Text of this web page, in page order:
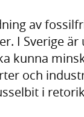
av
I Sverige
kunna
och
i